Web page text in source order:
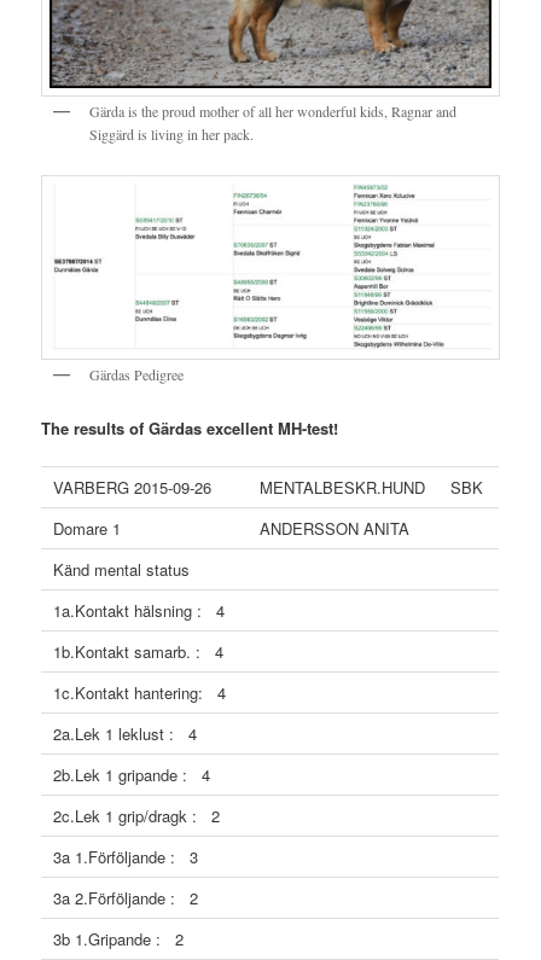
Gärda is the proud mother of all her wonderful kids, Ragnar and
Siggärd is living in her pack.
Gärdas Pedigree
The results of Gärdas excellent MH-test!
VARBERG 2015-09-26 MENTALBESKR.HUND
SBK
Domare 1
ANDERSSON ANITA
Känd mental status
1a.Kontakt hälsning : 4
1b.Kontakt samarb. : 4
1c.Kontakt hantering: 4
2a.Lek 1 leklust : 4
2b.Lek 1 gripande : 4
2c.Lek 1 grip/dragk : 2
3a 1.Förföljande : 3
3a 2.Förföljande : 2
3b 1.Gripande : 2